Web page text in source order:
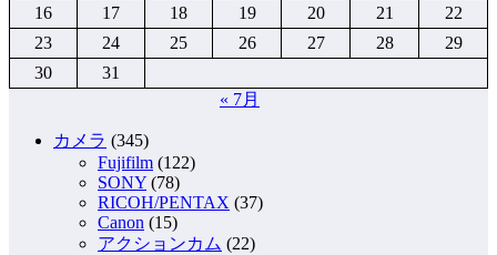
16
17 18 19 20 21
22
23
24 25 26 27 28
29
30
31
« 7月
カメラ (345)
Fujifilm (122)
SONY (78)
RICOH/PENTAX (37)
Canon (15)
アクションカム (22)